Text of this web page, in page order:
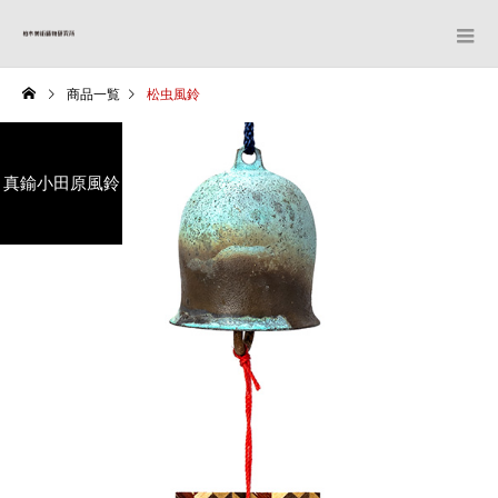
商品一覧 松虫風鈴
真鍮小田原風鈴